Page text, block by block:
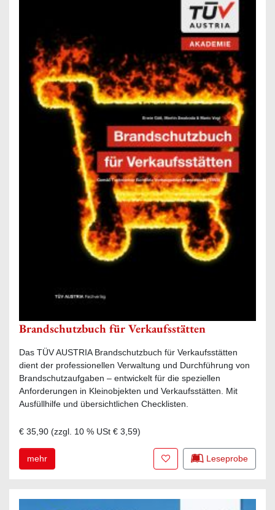
Brandschutzbuch für Verkaufsstätten
Das TÜV AUSTRIA Brandschutzbuch für Verkaufsstätten
dient der professionellen Verwaltung und Durchführung von
Brandschutzaufgaben – entwickelt für die speziellen
Anforderungen in Kleinobjekten und Verkaufsstätten. Mit
Ausfüllhilfe und übersichtlichen Checklisten.
€ 35,90 (zzgl. 10 % USt € 3,59)
mehr Zur Merkliste hinzufügen
Leseprobe